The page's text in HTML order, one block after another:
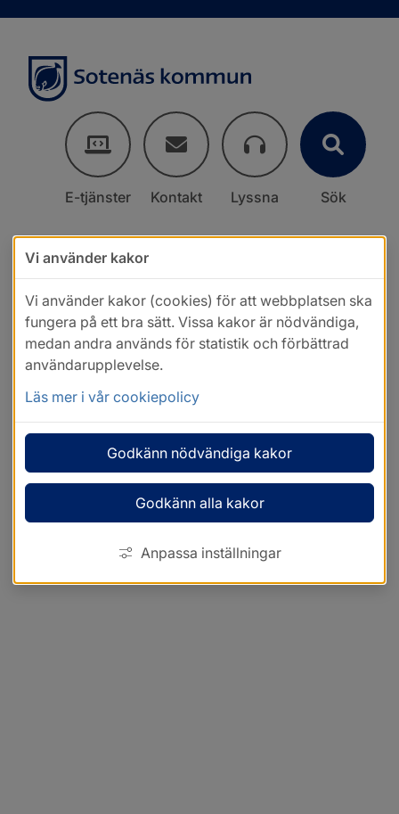
E-tjänster Kontakt Lyssna Sök
Vi använder kakor
Vi använder kakor (cookies) för att webbplatsen ska
fungera på ett bra sätt. Vissa kakor är nödvändiga,
medan andra används för statistik och förbättrad
användarupplevelse.
Läs mer i vår cookiepolicy
Godkänn nödvändiga kakor
Godkänn alla kakor
Anpassa inställningar